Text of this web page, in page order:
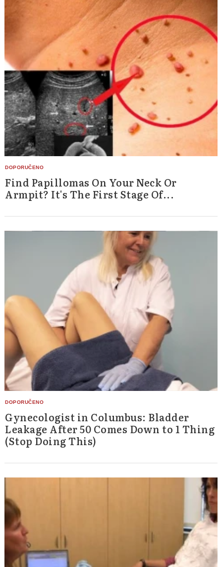
Find Papillomas On Your Neck Or
Armpit? It's The First Stage Of...
Gynecologist in Columbus: Bladder
Leakage After 50 Comes Down to 1 Thing
(Stop Doing This)